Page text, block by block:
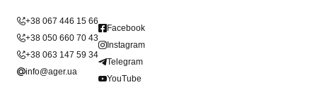
+38 067 446 15 66
+38 050 660 70 43
+38 063 147 59 34
info@ager.ua
Facebook
Instagram
Telegram
YouTube